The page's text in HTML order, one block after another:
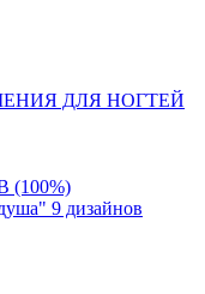
ДЛЯ НОГТЕЙ
9 дизайнов